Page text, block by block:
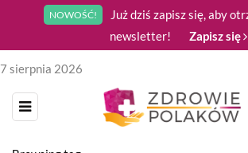
NOWOŚĆ!
Już dziś zapisz się, aby
newsletter!
Zapisz się
7 sierpnia 2026